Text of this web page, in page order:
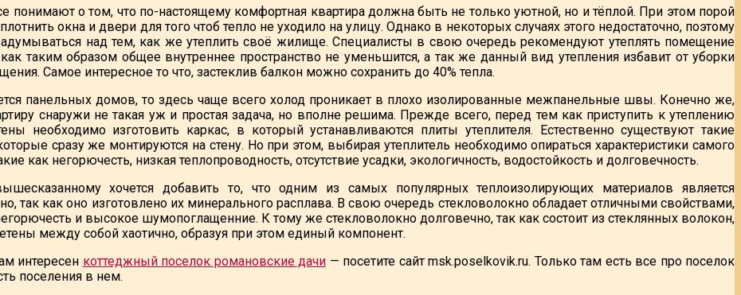
понимают о том, что по-настоящему комфортная квартира должна быть не только уютной, но и тёплой. При этом порой
окна и двери для того чтоб тепло не уходило на улицу. Однако в некоторых случаях этого недостаточно, поэтому
над тем, как же утеплить своё жилище. Специалисты в свою очередь рекомендуют утеплять помещение
как таким образом общее внутреннее пространство не уменьшится, а так же данный вид утепления избавит от уборки
Самое интересное то что, застеклив балкон можно сохранить до 40% тепла.
панельных домов, то здесь чаще всего холод проникает в плохо изолированные межпанельные швы. Конечно же,
снаружи не такая уж и простая задача, но вполне решима. Прежде всего, перед тем как приступить к утеплению
необходимо изготовить каркас, в который устанавливаются плиты утеплителя. Естественно существуют такие
сразу же монтируются на стену. Но при этом, выбирая утеплитель необходимо опираться характеристики самого
как негорючесть, низкая теплопроводность, отсутствие усадки, экологичность, водостойкость и долговечность.
хочется добавить то, что одним из самых популярных теплоизолирующих материалов является
так как оно изготовлено их минерального расплава. В свою очередь стекловолокно обладает отличными свойствами,
и высокое шумопоглащенние. К тому же стекловолокно долговечно, так как состоит из стеклянных волокон,
между собой хаотично, образуя при этом единый компонент.
интересен коттеджный поселок романовские дачи — посетите сайт msk.poselkovik.ru. Только там есть все про поселок
поселения в нем.